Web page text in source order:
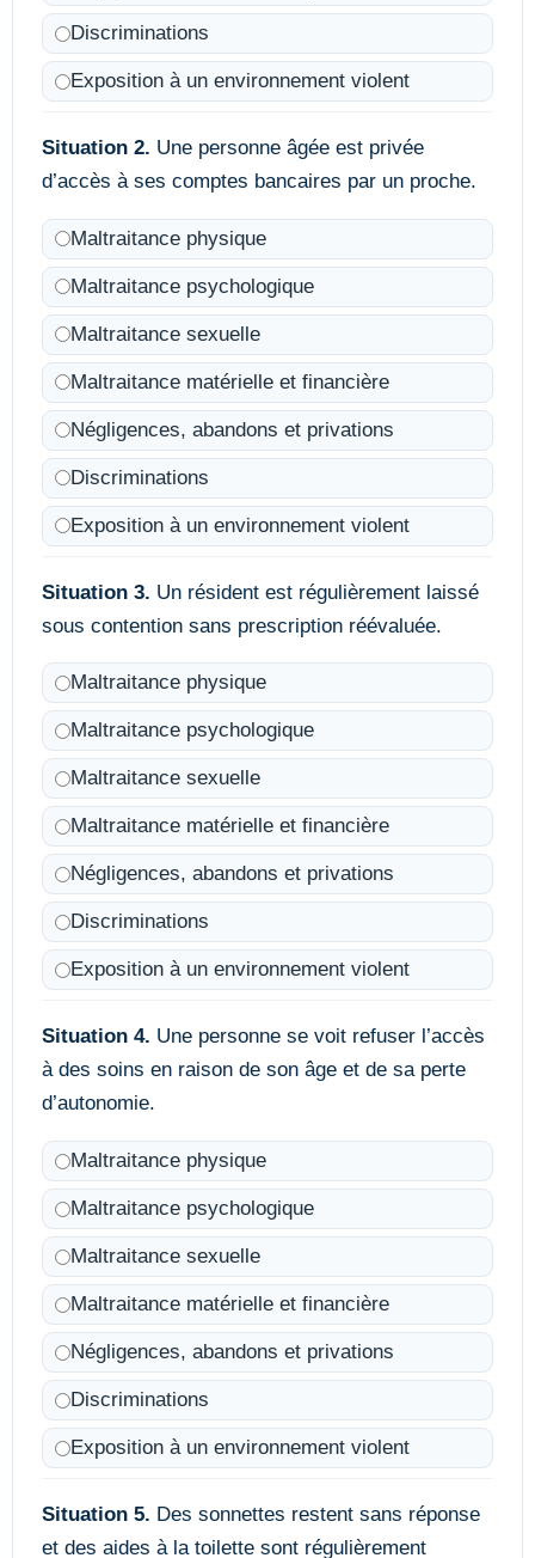
Discriminations
Exposition à un environnement violent
Situation 2. Une personne âgée est privée
d’accès à ses comptes bancaires par un proche.
Maltraitance physique
Maltraitance psychologique
Maltraitance sexuelle
Maltraitance matérielle et financière
Négligences, abandons et privations
Discriminations
Exposition à un environnement violent
Situation 3. Un résident est régulièrement laissé
sous contention sans prescription réévaluée.
Maltraitance physique
Maltraitance psychologique
Maltraitance sexuelle
Maltraitance matérielle et financière
Négligences, abandons et privations
Discriminations
Exposition à un environnement violent
Situation 4. Une personne se voit refuser l’accès
à des soins en raison de son âge et de sa perte
d’autonomie.
Maltraitance physique
Maltraitance psychologique
Maltraitance sexuelle
Maltraitance matérielle et financière
Négligences, abandons et privations
Discriminations
Exposition à un environnement violent
Situation 5. Des sonnettes restent sans réponse
et des aides à la toilette sont régulièrement